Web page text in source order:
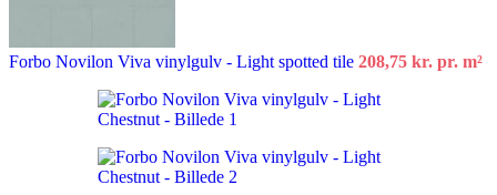
Forbo Novilon Viva vinylgulv - Light spotted tile 208,75 kr. pr. m²